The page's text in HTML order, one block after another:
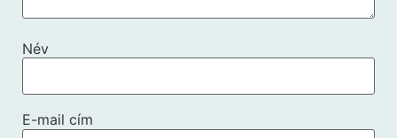
Név
E-mail cím